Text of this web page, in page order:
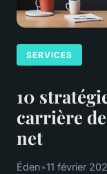
SERVICES
10
carrière
net
Éden•11 février